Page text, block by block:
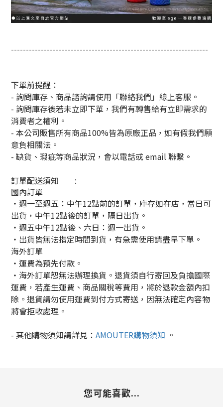
------------------------------------------------------------------
下單前提醒：
- 詢問庫存、商品諮詢請使用「聯絡我們」線上客服。
- 詢問庫存後若未立即下單，我們有轉售給有立即需求的
消費者之權利。
- 本公司販售所有商品100%皆為原廠正品，如有假我們願
意負相關法。
- 缺貨、瑕疵等商品狀況，會以電話或 email 聯繫。
訂單配送須知
:
國內訂單
・週一至週五：中午12點前的訂單，庫存如在店，當日可
出貨，中午12點後的訂單，隔日出貨。
・週五中午12點後、六日：週一出貨。
・出貨皆無法指定時間到貨，有急需使用請盡早下單。
海外訂單
・運費為預先付款。
・海外訂單恕無法辦理換貨。退貨須自行寄回及負擔國際
運費，若產生運費、商品關稅等費用，將於退款金額內扣
除。 退貨請勿使用運費到付方式寄送，因無法確定內容物
將會拒收處理。
- 其他購物須知請詳見： AMOUTER購物須知 。
您可能喜歡...